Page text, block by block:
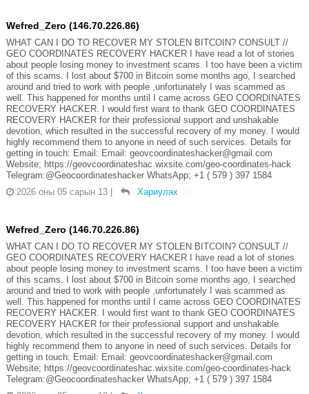
Wefred_Zero (146.70.226.86)
WHAT CAN I DO TO RECOVER MY STOLEN BITCOIN? CONSULT //
GEO COORDINATES RECOVERY HACKER I have read a lot of stories
about people losing money to investment scams. I too have been a victim
of this scams. I lost about $700 in Bitcoin some months ago, I searched
around and tried to work with people ,unfortunately I was scammed as
well. This happened for months until I came across GEO COORDINATES
RECOVERY HACKER. I would first want to thank GEO COORDINATES
RECOVERY HACKER for their professional support and unshakable
devotion, which resulted in the successful recovery of my money. I would
highly recommend them to anyone in need of such services. Details for
getting in touch: Email: Email: geovcoordinateshacker@gmail.com
Website; https://geovcoordinateshac.wixsite.com/geo-coordinates-hack
Telegram:@Geocoordinateshacker WhatsApp; +1 ( 579 ) 397 1584
2026 оны 05 сарын 13 | Хариулах
Wefred_Zero (146.70.226.86)
WHAT CAN I DO TO RECOVER MY STOLEN BITCOIN? CONSULT //
GEO COORDINATES RECOVERY HACKER I have read a lot of stories
about people losing money to investment scams. I too have been a victim
of this scams. I lost about $700 in Bitcoin some months ago, I searched
around and tried to work with people ,unfortunately I was scammed as
well. This happened for months until I came across GEO COORDINATES
RECOVERY HACKER. I would first want to thank GEO COORDINATES
RECOVERY HACKER for their professional support and unshakable
devotion, which resulted in the successful recovery of my money. I would
highly recommend them to anyone in need of such services. Details for
getting in touch: Email: Email: geovcoordinateshacker@gmail.com
Website; https://geovcoordinateshac.wixsite.com/geo-coordinates-hack
Telegram:@Geocoordinateshacker WhatsApp; +1 ( 579 ) 397 1584